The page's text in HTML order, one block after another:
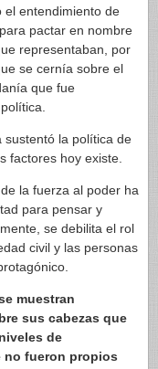
el entendimiento de
pactar en nombre
representaban, por
se cernía sobre el
que fue
sustentó la política de
factores hoy existe.
la fuerza al poder ha
para pensar y
se debilita el rol
civil y las personas
muestran
sus cabezas que
de
fueron propios